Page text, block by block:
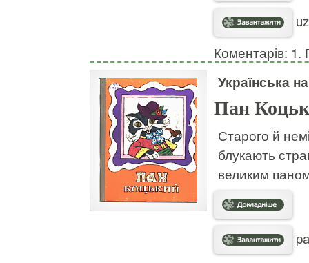
Коментарів: 1.
Українська
Пан
Старого й
блукають
великим